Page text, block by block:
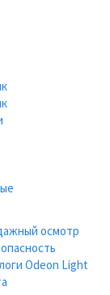
осмотр
Odeon Light